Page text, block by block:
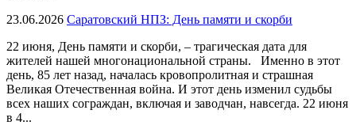
23.06.2026 Саратовский НПЗ: День памяти и скорби
22 июня, День памяти и скорби, – трагическая дата для
жителей нашей многонациональной страны. Именно в этот
день, 85 лет назад, началась кровопролитная и страшная
Великая Отечественная война. И этот день изменил судьбы
всех наших сограждан, включая и заводчан, навсегда. 22 июня
в 4...